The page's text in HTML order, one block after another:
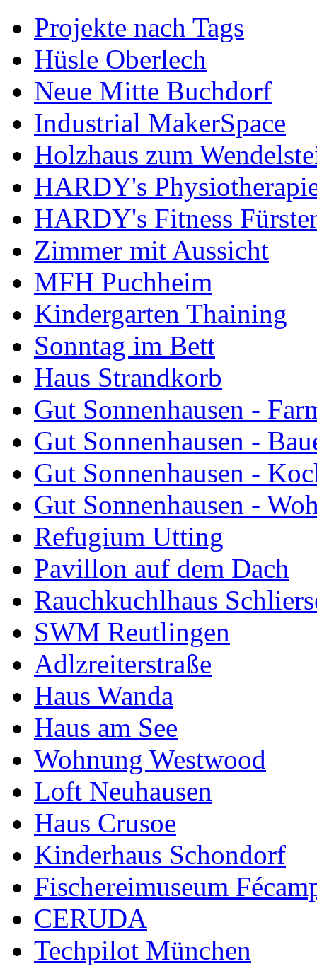
Projekte nach Tags
Hüsle Oberlech
Neue Mitte Buchdorf
Industrial MakerSpace
Holzhaus zum
HARDY's
HARDY's Fitness
Zimmer mit Aussicht
MFH Puchheim
Kindergarten Thaining
Sonntag im Bett
Haus Strandkorb
Gut Sonnenhausen -
Gut Sonnenhausen -
Gut Sonnenhausen -
Gut Sonnenhausen -
Refugium Utting
Pavillon auf dem Dach
Rauchkuchlhaus
SWM Reutlingen
Adlzreiterstraße
Haus Wanda
Haus am See
Wohnung Westwood
Loft Neuhausen
Haus Crusoe
Kinderhaus Schondorf
Fischereimuseum
CERUDA
Techpilot München